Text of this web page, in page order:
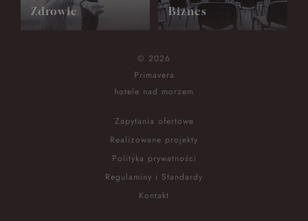
Zdrowie Biznes
© 2026
Primavera
hotele nad morzem
Zapytania ofertowe
Realizowane projekty
Polityka prywatności
Regulaminy i Standardy
Kontakt